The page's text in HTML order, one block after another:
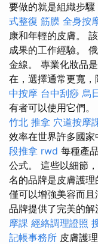
要做的就是組織步驟
式整復 筋膜 全身按
康和年輕的皮膚。
成果的工作經驗。
金線。 專業化妝品
在，選擇通常更寬，
中按摩 台中刮痧 烏
有者可以使用它們。
竹北 推拿 穴道按摩
效率在世界許多國家
段推拿 rwd 每種產
公式。 這些以細節
名的品牌是皮膚護理
僅可以增強美容而
品牌提供了完美的解
摩課 經絡調理證照
記帳事務所 皮膚護